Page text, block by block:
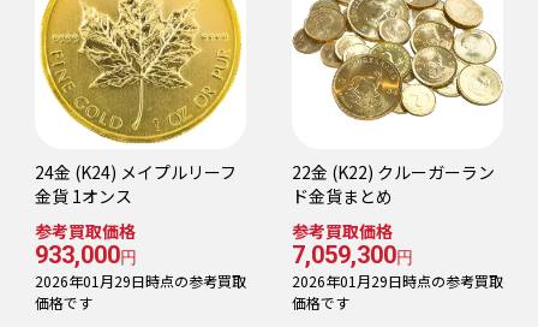
24金 (K24) メイプルリーフ
金貨 1オンス
参考買取価格
933,000円
2026年01月29日時点の参考買取
価格です
22金 (K22) クルーガーラン
ド金貨まとめ
参考買取価格
7,059,300円
2026年01月29日時点の参考買取
価格です